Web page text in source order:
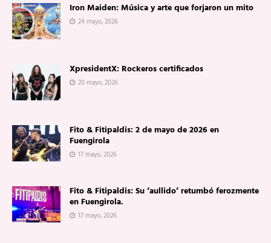
Iron Maiden: Música y arte que forjaron un mito
24 mayo, 2026
XpresidentX: Rockeros certificados
20 mayo, 2026
Fito & Fitipaldis: 2 de mayo de 2026 en
Fuengirola
17 mayo, 2026
Fito & Fitipaldis: Su ‘aullido’ retumbó ferozmente
en Fuengirola.
17 mayo, 2026